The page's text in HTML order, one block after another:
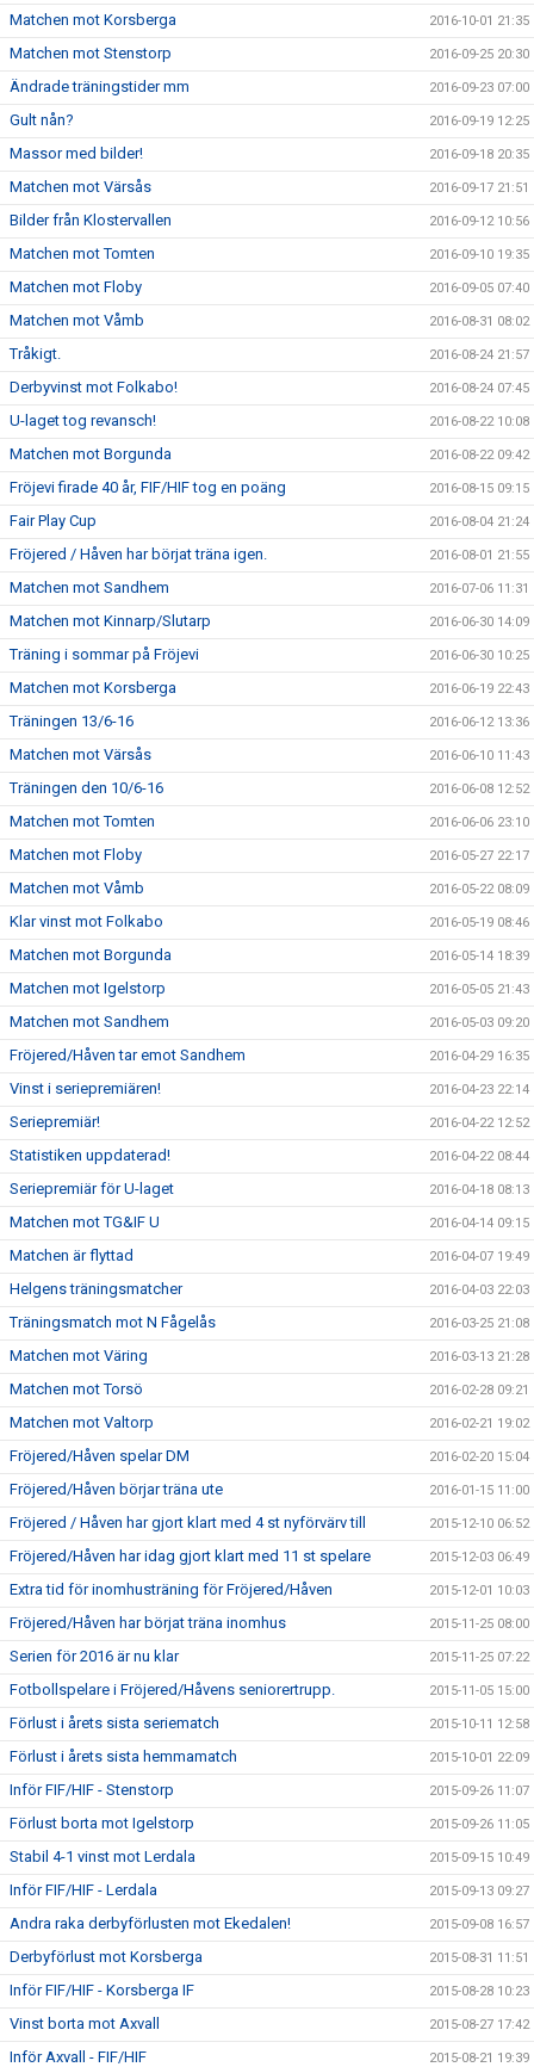
Matchen mot Korsberga 2016-10-01 21:35
Matchen mot Stenstorp 2016-09-25 20:30
Ändrade träningstider mm 2016-09-23 07:00
Gult nån? 2016-09-19 12:25
Massor med bilder! 2016-09-18 20:35
Matchen mot Värsås 2016-09-17 21:51
Bilder från Klostervallen 2016-09-12 10:56
Matchen mot Tomten 2016-09-10 19:35
Matchen mot Floby 2016-09-05 07:40
Matchen mot Våmb 2016-08-31 08:02
Tråkigt. 2016-08-24 21:57
Derbyvinst mot Folkabo! 2016-08-24 07:45
U-laget tog revansch! 2016-08-22 10:08
Matchen mot Borgunda 2016-08-22 09:42
Fröjevi firade 40 år, FIF/HIF tog en poäng 2016-08-15 09:15
Fair Play Cup 2016-08-04 21:24
Fröjered / Håven har börjat träna igen. 2016-08-01 21:55
Matchen mot Sandhem 2016-07-06 11:31
Matchen mot Kinnarp/Slutarp 2016-06-30 14:09
Träning i sommar på Fröjevi 2016-06-30 10:25
Matchen mot Korsberga 2016-06-19 22:43
Träningen 13/6-16 2016-06-12 13:36
Matchen mot Värsås 2016-06-10 11:43
Träningen den 10/6-16 2016-06-08 12:52
Matchen mot Tomten 2016-06-06 23:10
Matchen mot Floby 2016-05-27 22:17
Matchen mot Våmb 2016-05-22 08:09
Klar vinst mot Folkabo 2016-05-19 08:46
Matchen mot Borgunda 2016-05-14 18:39
Matchen mot Igelstorp 2016-05-05 21:43
Matchen mot Sandhem 2016-05-03 09:20
Fröjered/Håven tar emot Sandhem 2016-04-29 16:35
Vinst i seriepremiären! 2016-04-23 22:14
Seriepremiär! 2016-04-22 12:52
Statistiken uppdaterad! 2016-04-22 08:44
Seriepremiär för U-laget 2016-04-18 08:13
Matchen mot TG&IF U 2016-04-14 09:15
Matchen är flyttad 2016-04-07 19:49
Helgens träningsmatcher 2016-04-03 22:03
Träningsmatch mot N Fågelås 2016-03-25 21:08
Matchen mot Väring 2016-03-13 21:28
Matchen mot Torsö 2016-02-28 09:21
Matchen mot Valtorp 2016-02-21 19:02
Fröjered/Håven spelar DM 2016-02-20 15:04
Fröjered/Håven börjar träna ute 2016-01-15 11:00
Fröjered / Håven har gjort klart med 4 st nyförvärv till 2015-12-10 06:52
Fröjered/Håven har idag gjort klart med 11 st spelare 2015-12-03 06:49
Extra tid för inomhusträning för Fröjered/Håven 2015-12-01 10:03
Fröjered/Håven har börjat träna inomhus 2015-11-25 08:00
Serien för 2016 är nu klar 2015-11-25 07:22
Fotbollspelare i Fröjered/Håvens seniorertrupp. 2015-11-05 15:00
Förlust i årets sista seriematch 2015-10-11 12:58
Förlust i årets sista hemmamatch 2015-10-01 22:09
Inför FIF/HIF - Stenstorp 2015-09-26 11:07
Förlust borta mot Igelstorp 2015-09-26 11:05
Stabil 4-1 vinst mot Lerdala 2015-09-15 10:49
Inför FIF/HIF - Lerdala 2015-09-13 09:27
Andra raka derbyförlusten mot Ekedalen! 2015-09-08 16:57
Derbyförlust mot Korsberga 2015-08-31 11:51
Inför FIF/HIF - Korsberga IF 2015-08-28 10:23
Vinst borta mot Axvall 2015-08-27 17:42
Inför Axvall - FIF/HIF 2015-08-21 19:39